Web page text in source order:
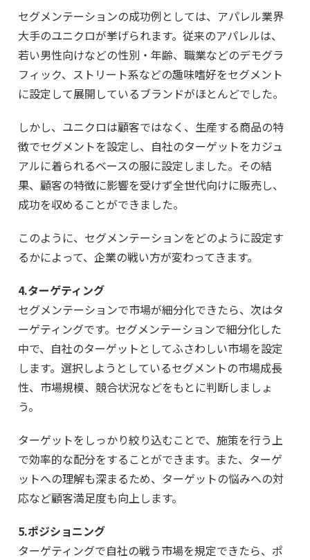
セグメンテーションの成功例としては、アパレル業界
大手のユニクロが挙げられます。従来のアパレルは、
若い男性向けなどの性別・年齢、職業などのデモグラ
フィック、ストリート系などの趣味嗜好をセグメント
に設定して展開しているブランドがほとんどでした。
しかし、ユニクロは顧客ではなく、生産する商品の特
徴でセグメントを設定し、自社のターゲットをカジュ
アルに着られるベースの服に設定しました。その結
果、顧客の特徴に影響を受けず全世代向けに販売し、
成功を収めることができました。
このように、セグメンテーションをどのように設定す
るかによって、企業の戦い方が変わってきます。
4.ターゲティング
セグメンテーションで市場が細分化できたら、次はタ
ーゲティングです。セグメンテーションで細分化した
中で、自社のターゲットとしてふさわしい市場を設定
します。選択しようとしているセグメントの市場成長
性、市場規模、競合状況などをもとに判断しましょ
う。
ターゲットをしっかり絞り込むことで、施策を行う上
で効率的な配分をすることができます。また、ターゲ
ットへの理解も深まるため、ターゲットの悩みへの対
応など顧客満足度も向上します。
5.ポジショニング
ターゲティングで自社の戦う市場を規定できたら、ポ